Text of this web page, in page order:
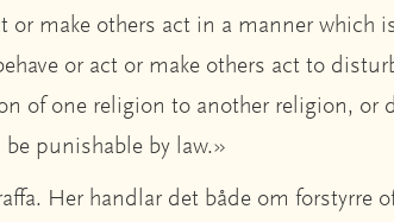
or make others act in a manner which
or act or make others act to
of one religion to another religion, or
punishable by law.»
Her handlar det både om forstyrre